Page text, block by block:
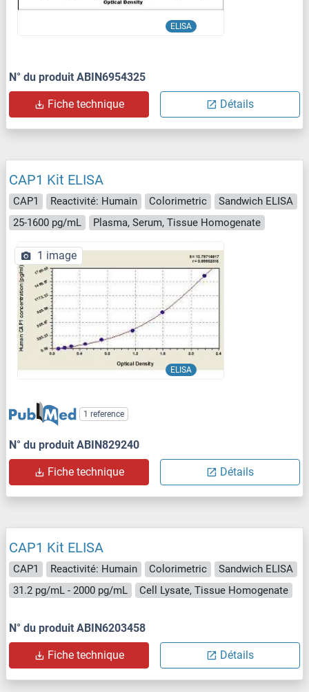
ELISA
N° du produit ABIN6954325
Fiche technique Détails
CAP1 Kit ELISA
CAP1 Reactivité: Humain Colorimetric
Sandwich ELISA
25-1600 pg/mL
Plasma, Serum, Tissue Homogenate
ELISA
1 image
1 reference
N° du produit ABIN829240
Fiche technique Détails
CAP1 Kit ELISA
CAP1 Reactivité: Humain Colorimetric
Sandwich ELISA
31.2 pg/mL - 2000 pg/mL
Cell Lysate, Tissue Homogenate
N° du produit ABIN6203458
Fiche technique Détails